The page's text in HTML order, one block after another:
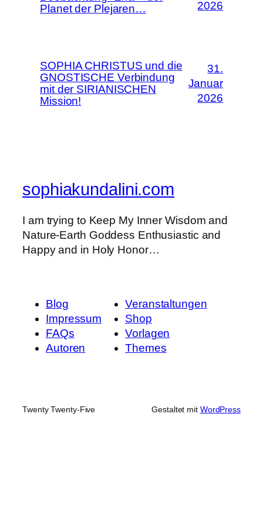
Planet der Plejaren…
2026
SOPHIA CHRISTUS und die
GNOSTISCHE Verbindung
mit der SIRIANISCHEN
Mission!
31.
Januar
2026
sophiakundalini.com
I am trying to Keep My Inner Wisdom and
Nature-Earth Goddess Enthusiastic and
Happy and in Holy Honor…
Blog
Impressum
FAQs
Autoren
Veranstaltungen
Shop
Vorlagen
Themes
Twenty Twenty-Five Gestaltet mit WordPress